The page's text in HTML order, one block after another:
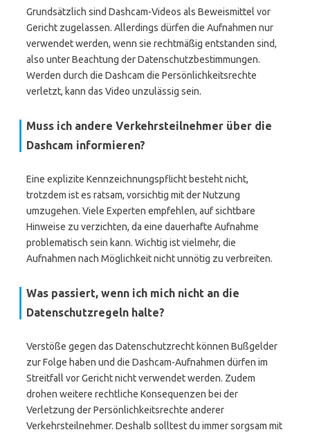
Grundsätzlich sind Dashcam-Videos als Beweismittel vor
Gericht zugelassen. Allerdings dürfen die Aufnahmen nur
verwendet werden, wenn sie rechtmäßig entstanden sind,
also unter Beachtung der Datenschutzbestimmungen.
Werden durch die Dashcam die Persönlichkeitsrechte
verletzt, kann das Video unzulässig sein.
Muss ich andere Verkehrsteilnehmer über die
Dashcam informieren?
Eine explizite Kennzeichnungspflicht besteht nicht,
trotzdem ist es ratsam, vorsichtig mit der Nutzung
umzugehen. Viele Experten empfehlen, auf sichtbare
Hinweise zu verzichten, da eine dauerhafte Aufnahme
problematisch sein kann. Wichtig ist vielmehr, die
Aufnahmen nach Möglichkeit nicht unnötig zu verbreiten.
Was passiert, wenn ich mich nicht an die
Datenschutzregeln halte?
Verstöße gegen das Datenschutzrecht können Bußgelder
zur Folge haben und die Dashcam-Aufnahmen dürfen im
Streitfall vor Gericht nicht verwendet werden. Zudem
drohen weitere rechtliche Konsequenzen bei der
Verletzung der Persönlichkeitsrechte anderer
Verkehrsteilnehmer. Deshalb solltest du immer sorgsam mit